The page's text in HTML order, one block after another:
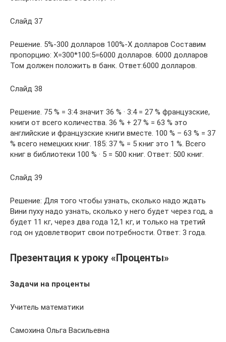
Слайд 37
Решение. 5%-300 долларов 100%-Х долларов Составим
пропорцию: Х=300*100:5=6000 долларов. 6000 долларов
Том должен положить в банк. Ответ:6000 долларов.
Слайд 38
Решение. 75 % = 3:4 значит 36 % · 3:4 = 27 % французские,
книги от всего количества. 36 % + 27 % = 63 % это
английские и французские книги вместе. 100 % – 63 % = 37
% всего немецких книг. 185: 37 % = 5 книг это 1 %. Всего
книг в библиотеки 100 % · 5 = 500 книг. Ответ: 500 книг.
Слайд 39
Решение: Для того чтобы узнать, сколько надо ждать
Вини пуху надо узнать, сколько у него будет через год, а
будет 11 кг, через два года 12,1 кг, и только на третий
год он удовлетворит свои потребности. Ответ: 3 года.
Презентация к уроку «Проценты»
Задачи на проценты
Учитель математики
Самохина Ольга Васильевна